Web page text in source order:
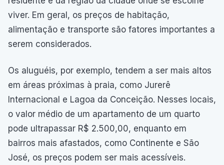
viver. Em geral, os preços de habitação,
alimentação e transporte são fatores importantes a
serem considerados.
Os aluguéis, por exemplo, tendem a ser mais altos
em áreas próximas à praia, como Jurerê
Internacional e Lagoa da Conceição. Nesses locais,
o valor médio de um apartamento de um quarto
pode ultrapassar R$ 2.500,00, enquanto em
bairros mais afastados, como Continente e São
José, os preços podem ser mais acessíveis.